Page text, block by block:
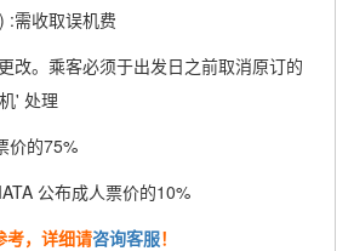
:需收取误机费
改。乘客必须于出发日之前取消原订的
' 处理
价的75%
公布成人票价的10%
考，详细请咨询客服！